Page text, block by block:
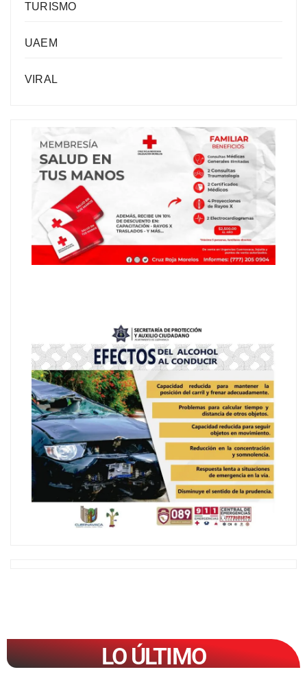
TURISMO
UAEM
VIRAL
LO ÚLTIMO